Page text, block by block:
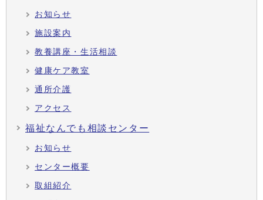
お知らせ
施設案内
教養講座・生活相談
健康ケア教室
通所介護
アクセス
福祉なんでも相談センター
お知らせ
センター概要
取組紹介